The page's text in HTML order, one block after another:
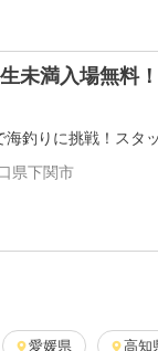
未満入場無料
海釣りに挑戦！スタ
県下関市
愛媛県 高知